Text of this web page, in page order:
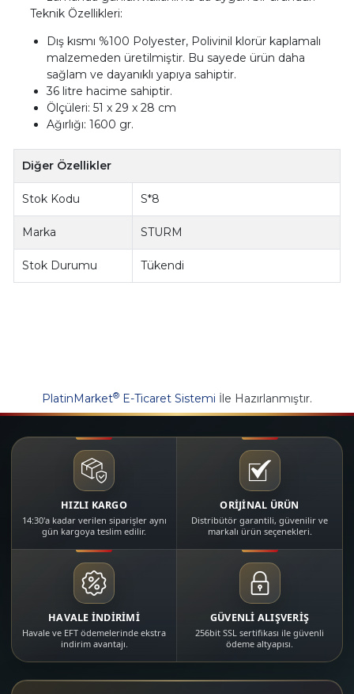
Teknik Özellikleri:
Dış kısmı %100 Polyester, Polivinil klorür kaplamalı
malzemeden üretilmiştir. Bu sayede ürün daha
sağlam ve dayanıklı yapıya sahiptir.
36 litre hacime sahiptir.
Ölçüleri: 51 x 29 x 28 cm
Ağırlığı: 1600 gr.
Diğer Özellikler
Stok Kodu S*8
Marka STURM
Stok Durumu Tükendi
PlatinMarket® E-Ticaret Sistemi İle Hazırlanmıştır.
HIZLI KARGO
14:30'a kadar verilen siparişler aynı
gün kargoya teslim edilir.
ORİJİNAL ÜRÜN
Distribütör garantili, güvenilir ve
markalı ürün seçenekleri.
HAVALE İNDİRİMİ
Havale ve EFT ödemelerinde ekstra
indirim avantajı.
GÜVENLİ ALIŞVERİŞ
256bit SSL sertifikası ile güvenli
ödeme altyapısı.